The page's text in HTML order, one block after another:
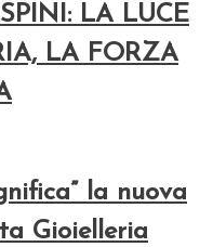
LA LUCE
LA FORZA
la nuova
Gioielleria